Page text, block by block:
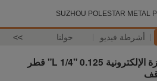
SUZHOU POLESTAR METAL
أشرطة فيديو حولنا >>
مخصص بورصة عمان الأجهزة الإلكترونية 0.125 "L 1/4" قطر